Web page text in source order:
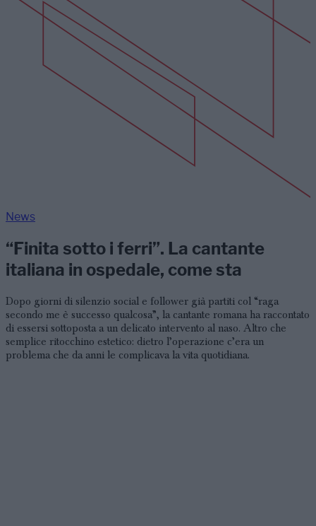
News
“Finita sotto i ferri”. La cantante
italiana in ospedale, come sta
Dopo giorni di silenzio social e follower già partiti col “raga
secondo me è successo qualcosa”, la cantante romana ha raccontato
di essersi sottoposta a un delicato intervento al naso. Altro che
semplice ritocchino estetico: dietro l’operazione c’era un
problema che da anni le complicava la vita quotidiana.